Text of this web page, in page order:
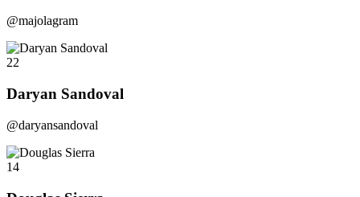
@majolagram
22
Daryan Sandoval
@daryansandoval
14